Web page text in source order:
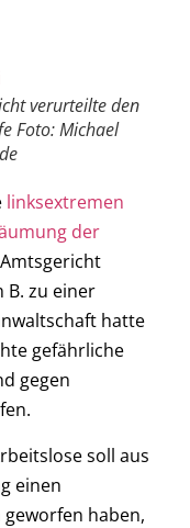
verurteilte den
Foto: Michael
linksextremen
der
B. zu einer
hatte
gefährliche
gegen
soll aus
einen
haben,